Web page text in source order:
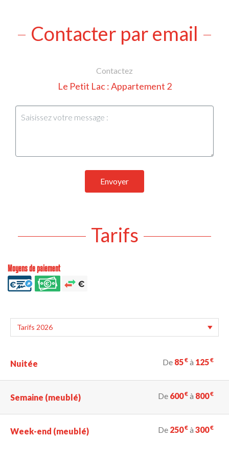
Contacter par email
Contactez
Le Petit Lac : Appartement 2
Envoyer
Tarifs
Moyens de paiement
Nuitée De 85€ à 125€
Semaine (meublé) De 600€ à 800€
Week-end (meublé) De 250€ à 300€